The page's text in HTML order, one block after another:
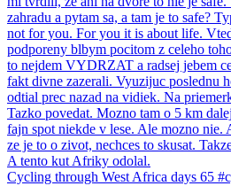
Cycling through West Africa days 65